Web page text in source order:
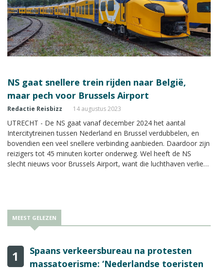
NS gaat snellere trein rijden naar België,
maar pech voor Brussels Airport
Redactie Reisbizz 14 augustus 2023
UTRECHT - De NS gaat vanaf december 2024 het aantal
Intercitytreinen tussen Nederland en Brussel verdubbelen, en
bovendien een veel snellere verbinding aanbieden. Daardoor zijn
reizigers tot 45 minuten korter onderweg. Wel heeft de NS
slecht nieuws voor Brussels Airport, want die luchthaven verliest
MEEST GELEZEN
1
Spaans verkeersbureau na protesten
massatoerisme: ‘Nederlandse toeristen